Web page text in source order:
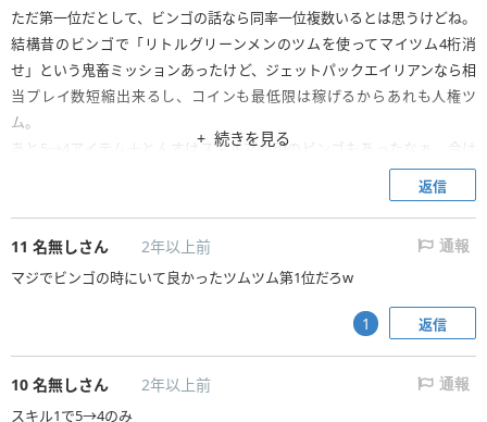
ただ第一位だとして、ビンゴの話なら同率一位複数いるとは思うけどね。
結構昔のビンゴで「リトルグリーンメンのツムを使ってマイツム4桁消
せ」という鬼畜ミッションあったけど、ジェットパックエイリアンなら相
当プレイ数短縮出来るし、コインも最低限は稼げるからあれも人権ツ
ム。
あと5→4アイテム＋とんすけスキルマ必須のビンゴもあったなぁ。今は
そういった唯一無二のツムもいいけど、あとはガストンや邪悪な妖精マレ
の貢献度も評価したいよね。
続きを見る
返信
11 名無しさん 2年以上前 通報
マジでビンゴの時にいて良かったツムツム第1位だろw
返信
1
10 名無しさん 2年以上前 通報
スキル1で5→4のみ